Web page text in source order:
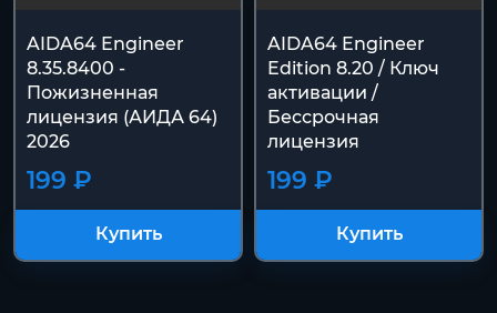
AIDA64 Engineer
8.35.8400 -
Пожизненная
лицензия (АИДА 64)
2026
199 ₽
Купить
AIDA64 Engineer
Edition 8.20 / Ключ
активации /
Бессрочная
лицензия
199 ₽
Купить